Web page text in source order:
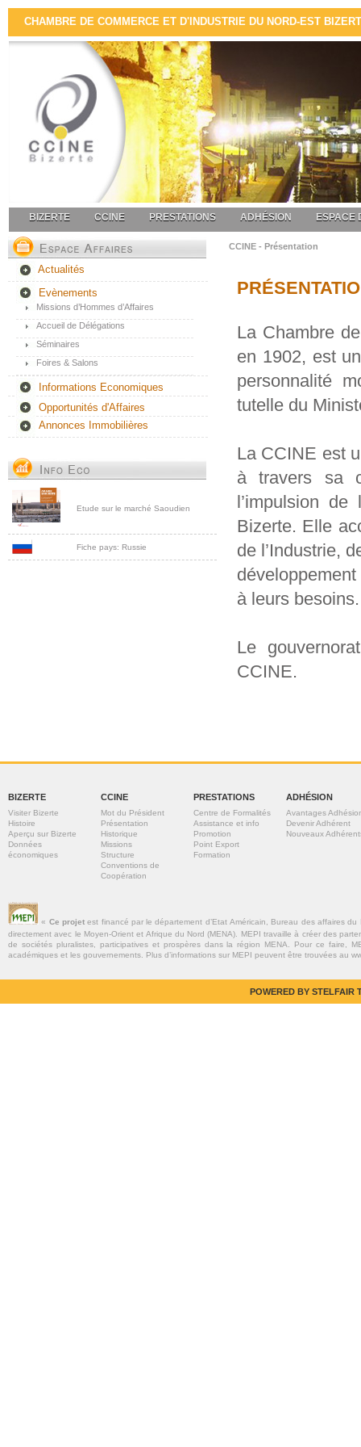
CHAMBRE DE COMMERCE ET D'INDUSTRIE DU NORD-EST
BIZERTE CCINE PRESTATIONS ADHÉSION ESPACE
Actualités
Evènements
Missions d’Hommes d’Affaires
Accueil de Délégations
Séminaires
Foires & Salons
Informations Economiques
Opportunités d'Affaires
Annonces Immobilières
Etude sur le marché Saoudien
Fiche pays: Russie
CCINE - Présentation
La Chambre
en 1902, est
personnalité
tutelle du
La CCINE est
à travers sa
l’impulsion
Bizerte. Elle
de l’Industrie,
à leurs besoins.
Le
CCINE.
BIZERTE
Visiter Bizerte
Histoire
Aperçu sur Bizerte
Données
économiques
CCINE
Mot du Président
Présentation
Historique
Missions
Structure
Conventions de
Coopération
PRESTATIONS
Centre de Formalités
Assistance et info
Promotion
Point Export
Formation
ADHÉSION
Avantages
Devenir Adhérent
Nouveaux
« Ce projetest financé par le département d’Etat Américain, Bureau des affaires
directement avec le Moyen-Orient et Afrique du Nord (MENA). MEPI travaille à créer des
de sociétés pluralistes, participatives et prospères dans la région MENA. Pour ce faire,
académiques et les gouvernements. Plus d’informations sur MEPI peuvent être trouvées au
POWERED BY STELFAIR